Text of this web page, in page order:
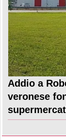
Addio a
veronese